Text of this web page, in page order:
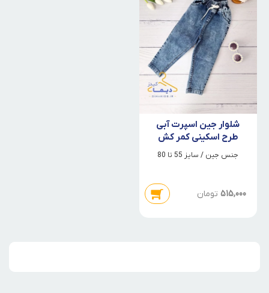
شلوار جین اسپرت آبی
طرح اسکینی کمر کش
جنس جین / سایز 55 تا 80
515,000 تومان